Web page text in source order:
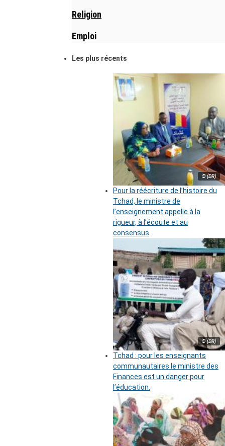
Religion
Emploi
Les plus récents
© (DR)
Pour la réécriture de l’histoire du
Tchad, le ministre de
l’enseignement appelle à la
rigueur, à l’écoute et au
consensus
© (DR)
Tchad : pour les enseignants
communautaires le ministre des
Finances est un danger pour
l’éducation.